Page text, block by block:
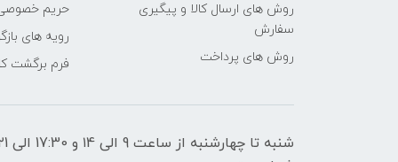
روش های ارسال کالا و پیگیری
سفارش
روش های پرداخت
حریم
رویه های
فرم برگشت